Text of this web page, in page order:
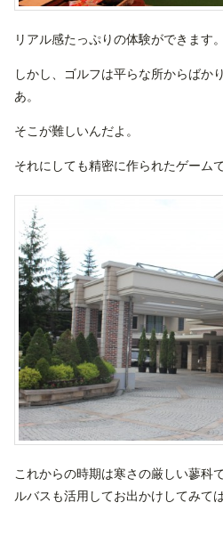
リアル感たっぷりの体験ができます。
しかし、ゴルフは平らな所からばか
あ。
そこが難しいんだよ。
それにしても精密に作られたゲーム
これからの時期は寒さの厳しい蓼科
ルバスも活用してお出かけしてみて